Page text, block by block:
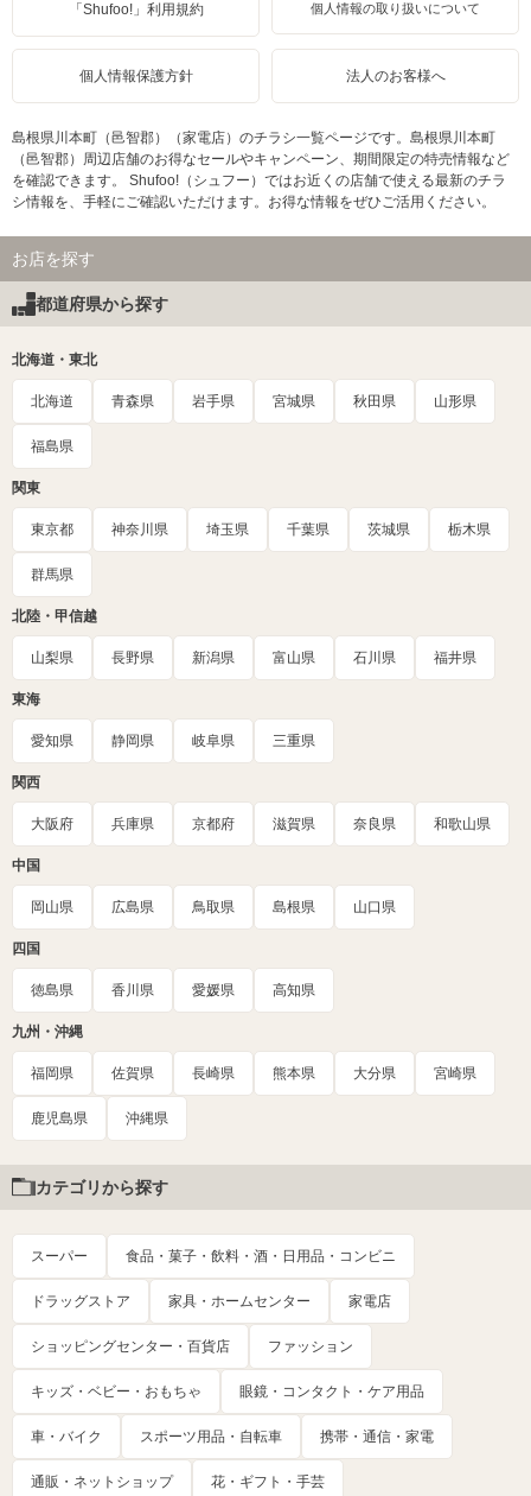
「Shufoo!」利用規約 個人情報の取り扱いについて
個人情報保護方針 法人のお客様へ
島根県川本町（邑智郡）（家電店）のチラシ一覧ページです。島根県川本町
（邑智郡）周辺店舗のお得なセールやキャンペーン、期間限定の特売情報など
を確認できます。 Shufoo!（シュフー）ではお近くの店舗で使える最新のチラ
シ情報を、手軽にご確認いただけます。お得な情報をぜひご活用ください。
お店を探す
都道府県から探す
北海道・東北
北海道 青森県 岩手県 宮城県 秋田県 山形県
福島県
関東
東京都 神奈川県 埼玉県 千葉県 茨城県 栃木県
群馬県
北陸・甲信越
山梨県 長野県 新潟県 富山県 石川県 福井県
東海
愛知県 静岡県 岐阜県 三重県
関西
大阪府 兵庫県 京都府 滋賀県 奈良県 和歌山県
中国
岡山県 広島県 鳥取県 島根県 山口県
四国
徳島県 香川県 愛媛県 高知県
九州・沖縄
福岡県 佐賀県 長崎県 熊本県 大分県 宮崎県
鹿児島県 沖縄県
カテゴリから探す
スーパー 食品・菓子・飲料・酒・日用品・コンビニ
ドラッグストア 家具・ホームセンター 家電店
ショッピングセンター・百貨店 ファッション
キッズ・ベビー・おもちゃ 眼鏡・コンタクト・ケア用品
車・バイク スポーツ用品・自転車 携帯・通信・家電
通販・ネットショップ 花・ギフト・手芸